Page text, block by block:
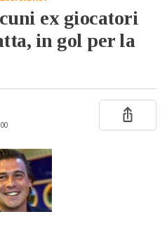
ex giocatori
in gol per la